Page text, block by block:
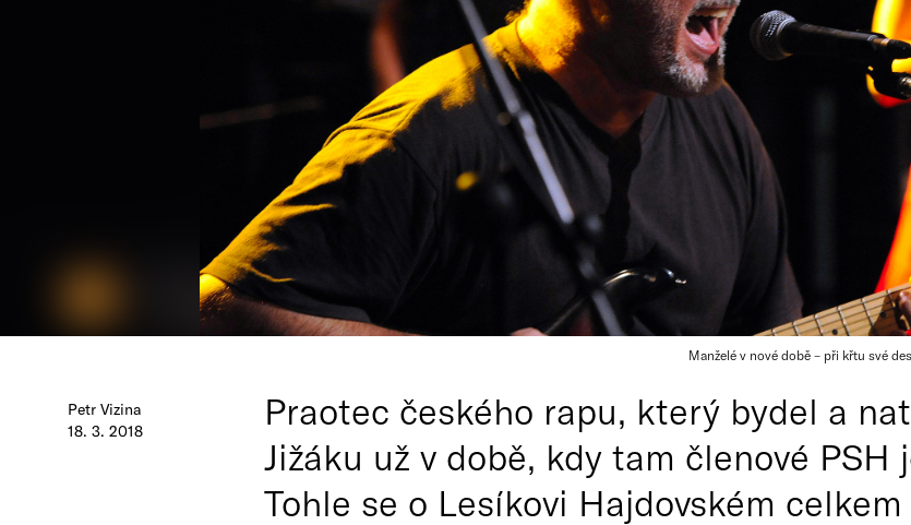
Manželé v nové době – při křtu své
Petr Vizina
18. 3. 2018
Praotec českého rapu, který bydel a
Jižáku už v době, kdy tam členové
Tohle se o Lesíkovi Hajdovském